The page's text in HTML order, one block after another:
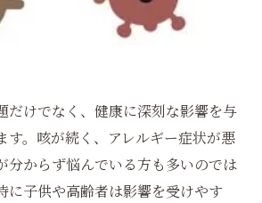
だけでなく、健康に深刻な影響を与
す。咳が続く、アレルギー症状が悪
分からず悩んでいる方も多いのでは
に子供や高齢者は影響を受けやす